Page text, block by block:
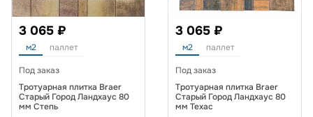
3 065 ₽
м2 паллет
Под заказ
Тротуарная плитка Braer
Старый Город Ландхаус 80
мм Степь
3 065 ₽
м2 паллет
Под заказ
Тротуарная плитка Braer
Старый Город Ландхаус 80
мм Техас